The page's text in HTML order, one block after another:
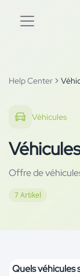
Help Center
Véhicules
Véhicules
Offre de
7Artikel
Quels véhicules